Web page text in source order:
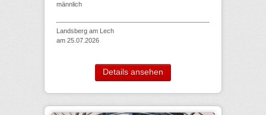
männlich
Landsberg am Lech
am 25.07.2026
Details ansehen